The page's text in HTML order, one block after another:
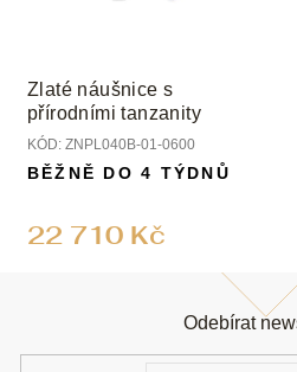
Zlaté náušnice s
přírodními tanzanity
KÓD: ZNPL040B-01-0600
22 710 Kč
BĚŽNĚ DO 4 TÝDNŮ
Odebírat